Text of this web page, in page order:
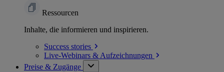
Ressourcen
Inhalte, die informieren und inspirieren.
Success stories
Live-Webinars & Aufzeichnungen
Preise & Zugänge